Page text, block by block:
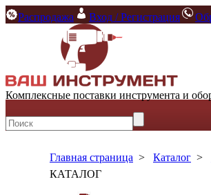
Распродажа Вход / Регистрация
Комплексные поставки инструмента и
Главная страница > Каталог >
КАТАЛОГ